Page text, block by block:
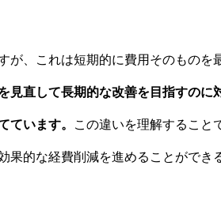
が、これは短期的に費用そのものを
見直して長期的な改善を目指すのに
ています。 この違いを理解すること
的な経費削減を進めることができ